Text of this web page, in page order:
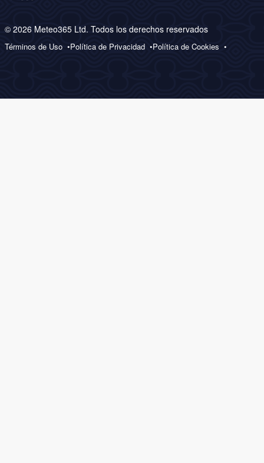
© 2026 Meteo365 Ltd. Todos los derechos reservados
Términos de Uso Política de Privacidad Política de Cookies